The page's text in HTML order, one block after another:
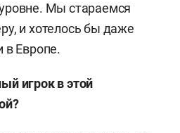
Мы стараемся
и хотелось бы даже
в Европе.
игрок в этой